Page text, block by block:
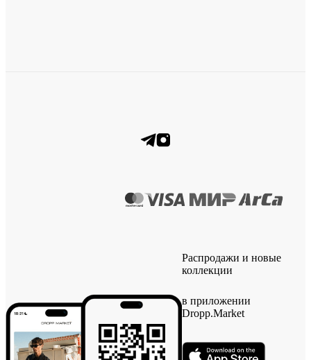
Распродажи и новые
коллекции
в приложении
Dropp.Market